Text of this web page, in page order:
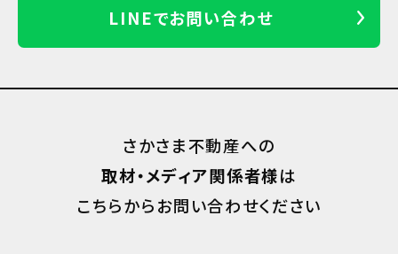
LINEでお問い合わせ
さかさま不動産への
取材・メディア関係者様は
こちらからお問い合わせください